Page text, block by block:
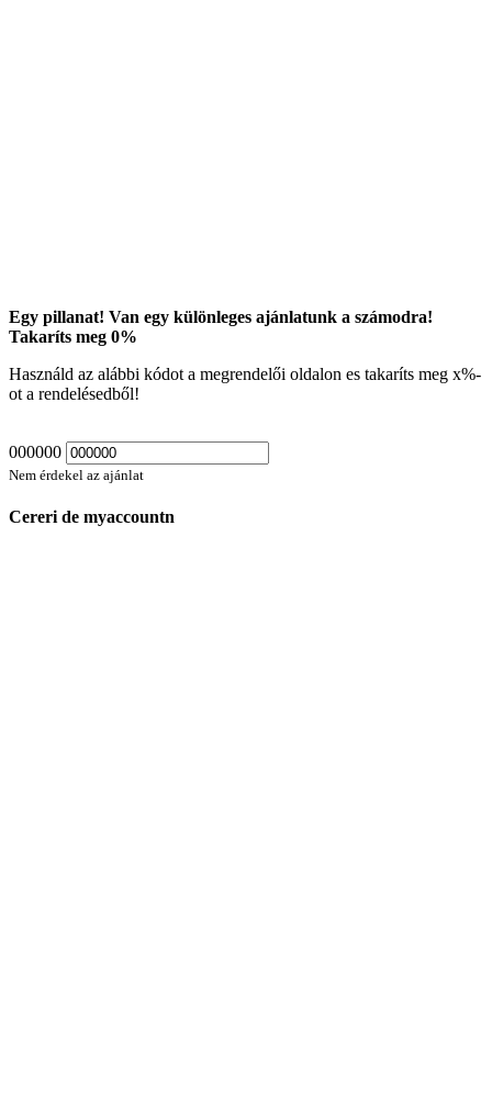
Egy pillanat! Van egy különleges ajánlatunk a számodra!
Takaríts meg 0%
Használd az alábbi kódot a megrendelői oldalon es takaríts meg x%-
ot a rendelésedből!
000000
Nem érdekel az ajánlat
Cereri de myaccountn